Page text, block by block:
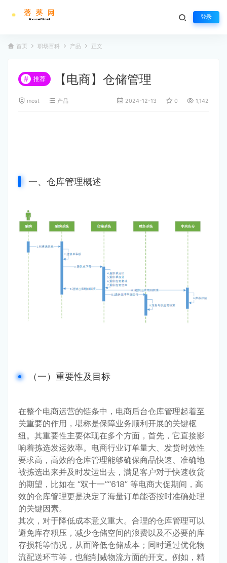
登录
首页 职场百科 产品 正文
# 推荐 【电商】仓储管理
most 产品 2024-12-13 0 1,142
一、仓库管理概述
（一）重要性及目标
在整个电商运营的链条中，电商后台仓库管理起着至
关重要的作用，堪称是保障业务顺利开展的关键枢
纽。其重要性主要体现在多个方面，首先，它直接影
响着拣选发运效率。电商行业订单量大、发货时效性
要求高，高效的仓库管理能够确保商品快速、准确地
被拣选出来并及时发运出去，满足客户对于快速收货
的期望，比如在 “双十一”“618” 等电商大促期间，高
效的仓库管理更是决定了海量订单能否按时准确处理
的关键因素。
其次，对于降低成本意义重大。合理的仓库管理可以
避免库存积压，减少仓储空间的浪费以及不必要的库
存损耗等情况，从而降低仓储成本；同时通过优化物
流配送环节等，也能削减物流方面的开支。例如，精